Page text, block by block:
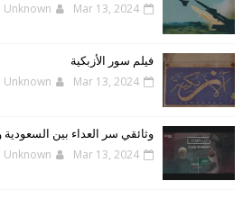
Unknown Mar 13, 2024
فيلم سور الأزبكية
Unknown Mar 13, 2024
وثائقي سر العداء بين
Unknown Mar 13, 2024